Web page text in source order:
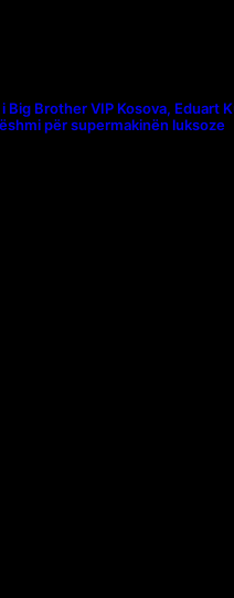
Big Brother VIP Kosova, Eduart
për supermakinën luksoze